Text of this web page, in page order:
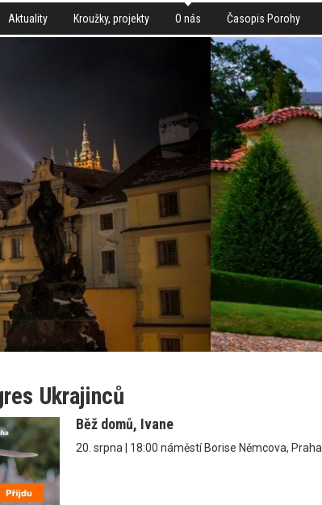
Aktuality Kroužky, projekty O nás Časopis Porohy
Ukrajinců
Běž domů, Ivane
20. srpna | 18:00 náměstí Borise Němcova, Praha